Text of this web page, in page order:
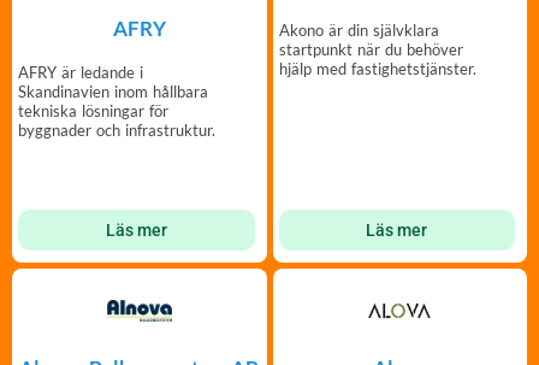
AFRY
AFRY är ledande i
Skandinavien inom hållbara
tekniska lösningar för
byggnader och infrastruktur.
Läs mer
Akono är din självklara
startpunkt när du behöver
hjälp med fastighetstjänster.
Läs mer